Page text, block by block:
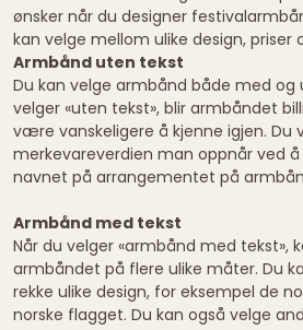
ønsker når du designer
kan velge mellom ulike design, priser
Armbånd uten tekst
Du kan velge armbånd både med og
velger «uten tekst», blir armbåndet
være vanskeligere å kjenne igjen. Du
merkevareverdien man oppnår ved
navnet på arrangementet på
Armbånd med tekst
Når du velger «armbånd med tekst»,
armbåndet på flere ulike måter. Du
rekke ulike design, for eksempel de
norske flagget. Du kan også velge